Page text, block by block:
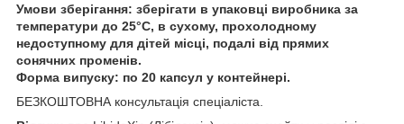
Умови зберігання: зберігати в упаковці виробника за
температури до 25°С, в сухому, прохолодному
недоступному для дітей місці, подалі від прямих
сонячних променів.
Форма випуску: по 20 капсул у контейнері.
БЕЗКОШТОВНА консультація спеціаліста.